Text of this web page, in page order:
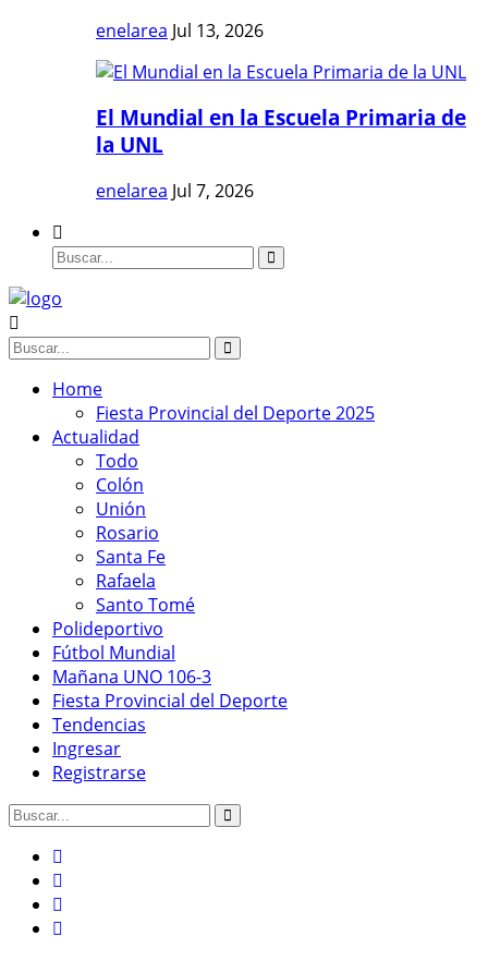
enelarea Jul 13, 2026
El Mundial en la Escuela Primaria de
la UNL
enelarea Jul 7, 2026
Home
Fiesta Provincial del Deporte 2025
Actualidad
Todo
Colón
Unión
Rosario
Santa Fe
Rafaela
Santo Tomé
Polideportivo
Fútbol Mundial
Mañana UNO 106-3
Fiesta Provincial del Deporte
Tendencias
Ingresar
Registrarse